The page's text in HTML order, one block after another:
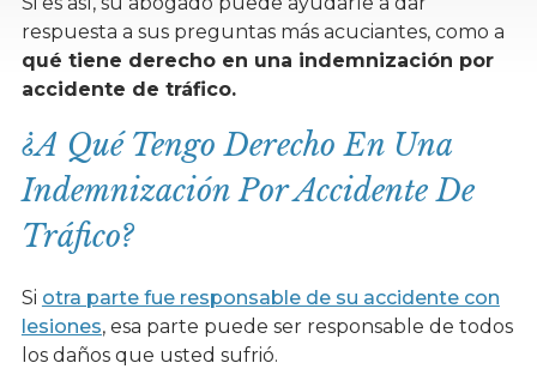
respuesta a sus preguntas más acuciantes, como a
qué tiene derecho en una indemnización por
accidente de tráfico.
¿A Qué Tengo Derecho En Una
Indemnización Por Accidente De
Tráfico?
Si otra parte fue responsable de su accidente con
lesiones, esa parte puede ser responsable de todos
los daños que usted sufrió.